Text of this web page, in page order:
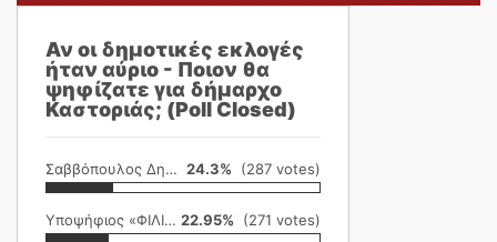
Αν οι δημοτικές εκλογές
ήταν αύριο - Ποιον θα
ψηφίζατε για δήμαρχο
Καστοριάς; (Poll Closed)
Σαββόπουλος Δημήτρης 24.3% (287 votes)
Υποψήφιος «ΦΙΛΙΚΗ ΕΤΑΙΡΕΙΑ» 22.95% (271 votes)